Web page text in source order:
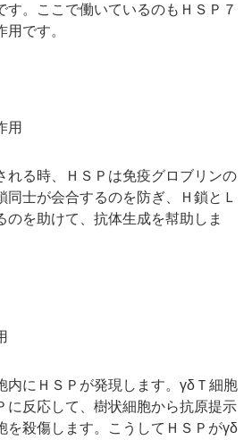
す。ここで働いているのもＨＳＰ７
です。
用
れる時、ＨＳＰは免疫グロブリンの
同士が会合するのを防ぎ、Ｈ鎖とＬ
のを助けて、抗体生成を幇助しま
内にＨＳＰが発現します。γδＴ細胞
に反応して、樹状細胞から抗原提示
を殺傷します。こうしてＨＳＰがγδ